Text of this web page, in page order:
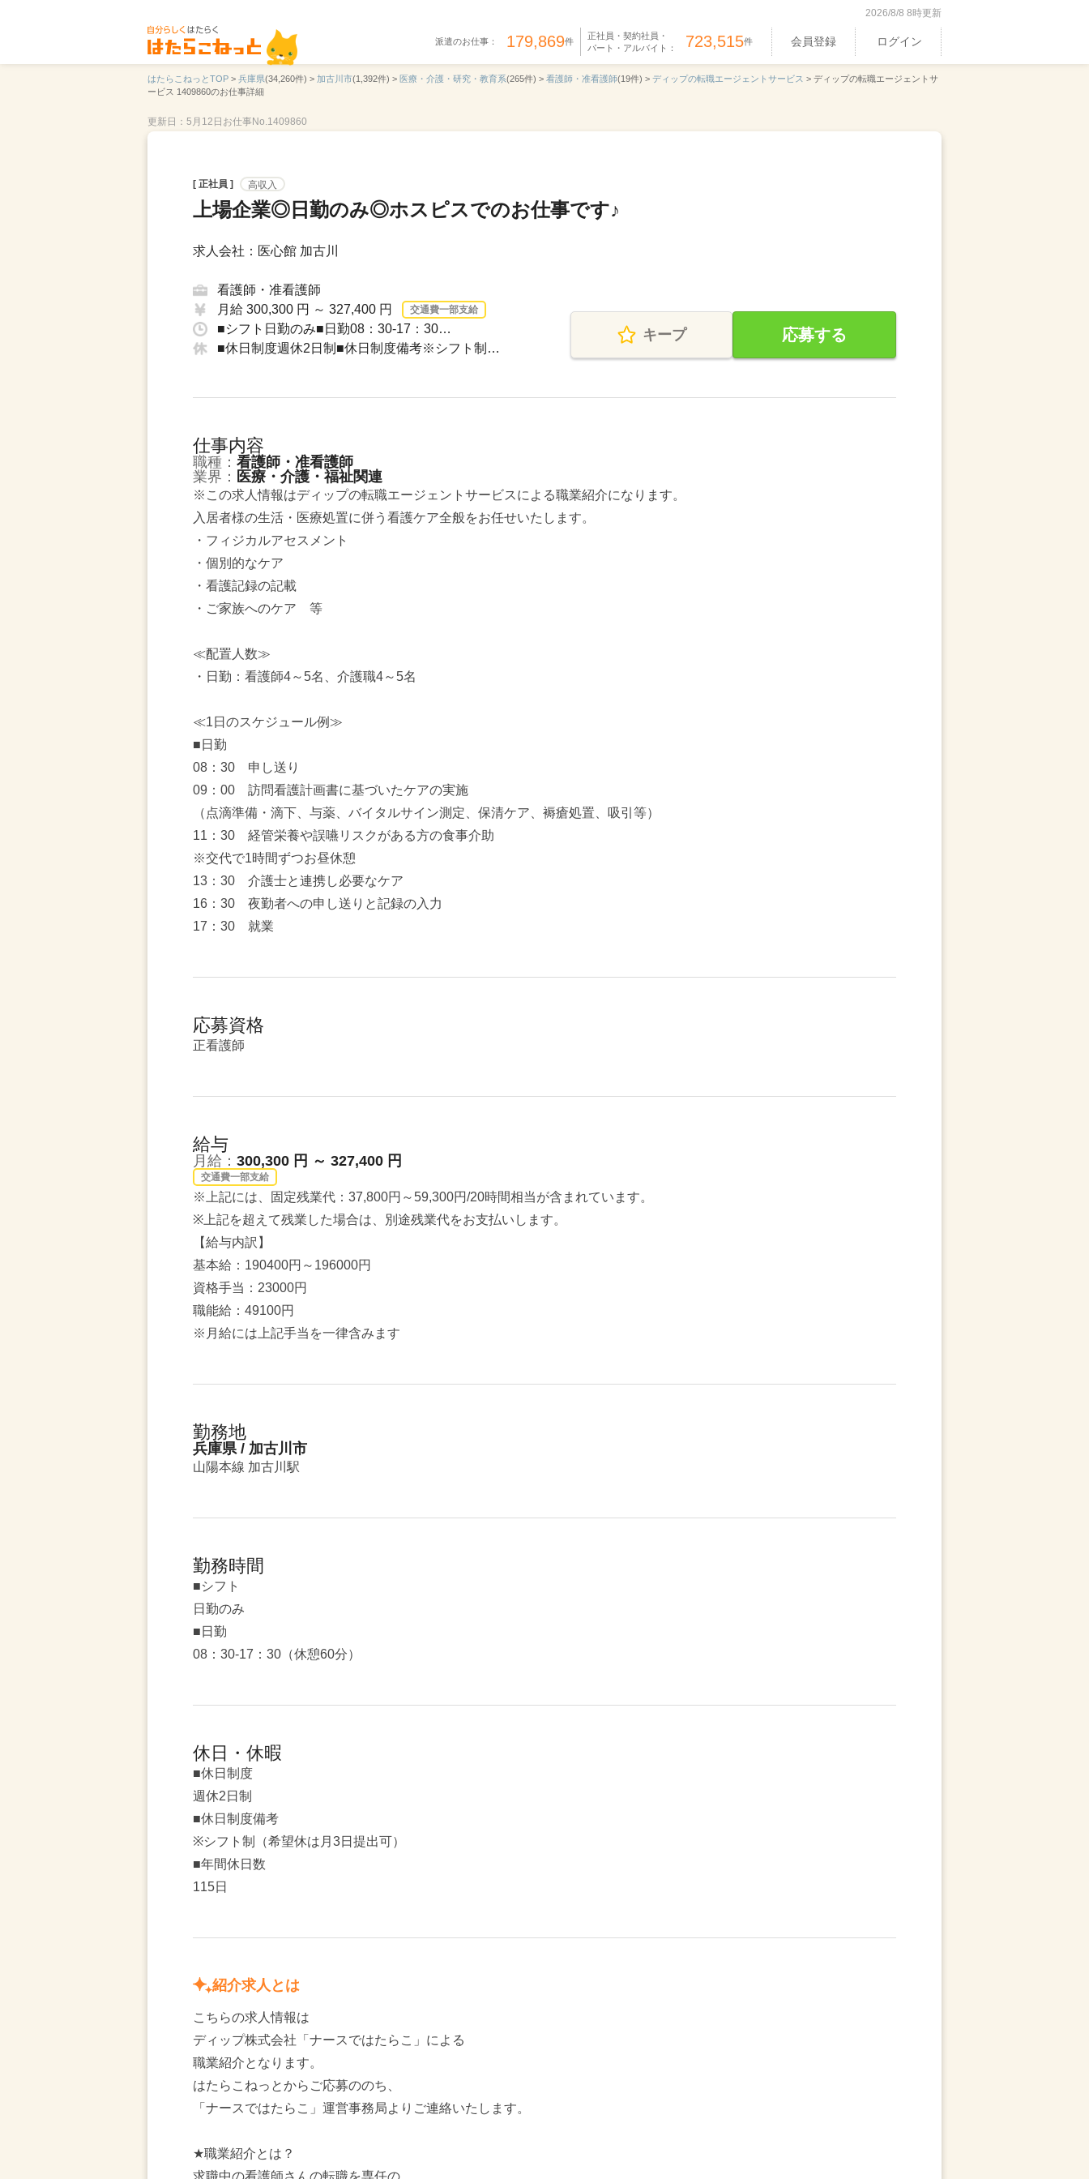
2026/8/8 8時更新
派遣のお仕事： 179,869件
正社員・契約社員・
パート・アルバイト： 723,515件 会員登録 ログイン
はたらこねっとTOP > 兵庫県(34,260件) > 加古川市(1,392件) > 医療・介護・研究・教育系(265件) > 看護師・准看護師(19件) > ディップの転職エージェントサービス > ディップの転職エージェントサ
ービス 1409860のお仕事詳細
更新日：5月12日 お仕事No.1409860
[ 正社員 ] 高収入
上場企業◎日勤のみ◎ホスピスでのお仕事です♪
求人会社：医心館 加古川
看護師・准看護師
月給 300,300 円 ～ 327,400 円
交通費一部支給
■シフト日勤のみ■日勤08：30-17：30…
■休日制度週休2日制■休日制度備考※シフト制…
キープ 応募する
仕事内容
職種： 看護師・准看護師
業界： 医療・介護・福祉関連
※この求人情報はディップの転職エージェントサービスによる職業紹介になります。
入居者様の生活・医療処置に併う看護ケア全般をお任せいたします。
・フィジカルアセスメント
・個別的なケア
・看護記録の記載
・ご家族へのケア 等
≪配置人数≫
・日勤：看護師4～5名、介護職4～5名
≪1日のスケジュール例≫
■日勤
08：30 申し送り
09：00 訪問看護計画書に基づいたケアの実施
（点滴準備・滴下、与薬、バイタルサイン測定、保清ケア、褥瘡処置、吸引等）
11：30 経管栄養や誤嚥リスクがある方の食事介助
※交代で1時間ずつお昼休憩
13：30 介護士と連携し必要なケア
16：30 夜勤者への申し送りと記録の入力
17：30 就業
応募資格
正看護師
給与
月給： 300,300 円 ～ 327,400 円
交通費一部支給
※上記には、固定残業代：37,800円～59,300円/20時間相当が含まれています。
※上記を超えて残業した場合は、別途残業代をお支払いします。
【給与内訳】
基本給：190400円～196000円
資格手当：23000円
職能給：49100円
※月給には上記手当を一律含みます
勤務地
兵庫県 / 加古川市
山陽本線 加古川駅
勤務時間
■シフト
日勤のみ
■日勤
08：30-17：30（休憩60分）
休日・休暇
■休日制度
週休2日制
■休日制度備考
※シフト制（希望休は月3日提出可）
■年間休日数
115日
紹介求人とは
こちらの求人情報は
ディップ株式会社「ナースではたらこ」による
職業紹介となります。
はたらこねっとからご応募ののち、
「ナースではたらこ」運営事務局よりご連絡いたします。
★職業紹介とは？
求職中の看護師さんの転職を専任の